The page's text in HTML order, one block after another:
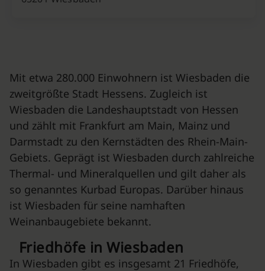
Mit etwa 280.000 Einwohnern ist Wiesbaden die
zweitgrößte Stadt Hessens. Zugleich ist
Wiesbaden die Landeshauptstadt von Hessen
und zählt mit Frankfurt am Main, Mainz und
Darmstadt zu den Kernstädten des Rhein-Main-
Gebiets. Geprägt ist Wiesbaden durch zahlreiche
Thermal- und Mineralquellen und gilt daher als
so genanntes Kurbad Europas. Darüber hinaus
ist Wiesbaden für seine namhaften
Weinanbaugebiete bekannt.
Friedhöfe in Wiesbaden
In Wiesbaden gibt es insgesamt 21 Friedhöfe,